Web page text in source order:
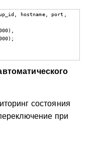
hostname, port,
состояния
при